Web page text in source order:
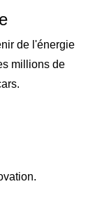
de l'énergie
millions de